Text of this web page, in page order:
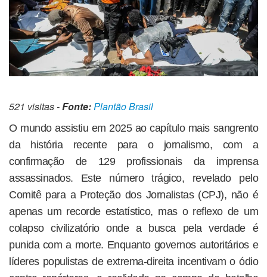
521 visitas -Fonte:Plantão Brasil
O mundo assistiu em 2025 ao capítulo mais sangrento
da história recente para o jornalismo, com a
confirmação de 129 profissionais da imprensa
assassinados. Este número trágico, revelado pelo
Comitê para a Proteção dos Jornalistas (CPJ), não é
apenas um recorde estatístico, mas o reflexo de um
colapso civilizatório onde a busca pela verdade é
punida com a morte. Enquanto governos autoritários e
líderes populistas de extrema-direita incentivam o ódio